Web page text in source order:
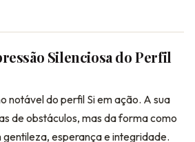
Silenciosa do Perfil
notável do perfil Si em ação. A sua
de obstáculos, mas da forma como
esperança e integridade.